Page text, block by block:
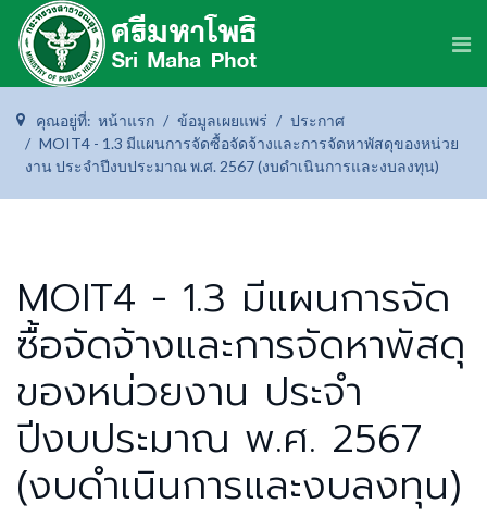
คุณอยู่ที่: หน้าแรก ข้อมูลเผยแพร่
ประกาศ
MOIT4 - 1.3 มีแผนการจัดซื้อจัดจ้างและการจัดหาพัสดุของหน่วย
งาน ประจำปีงบประมาณ พ.ศ. 2567 (งบดำเนินการและงบลงทุน)
MOIT4 - 1.3 มีแผนการจัด
ซื้อจัดจ้างและการจัดหาพัสดุ
ของหน่วยงาน ประจำ
ปีงบประมาณ พ.ศ. 2567
(งบดำเนินการและงบลงทุน)